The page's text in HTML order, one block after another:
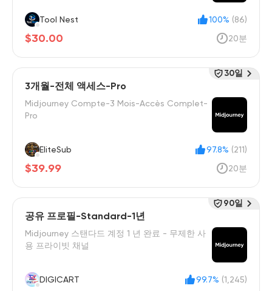
Tool Nest 100% (86)
$30.00 20분
3개월-전체 액세스-Pro
Midjourney Compte-3 Mois-Accès Complet-
Pro
EliteSub 97.8% (211)
$39.99 20분
30일
공유 프로필-Standard-1년
Midjourney 스탠다드 계정 1 년 완료 - 무제한 사
용 프라이빗 채널
DIGICART 99.7% (1,245)
90일